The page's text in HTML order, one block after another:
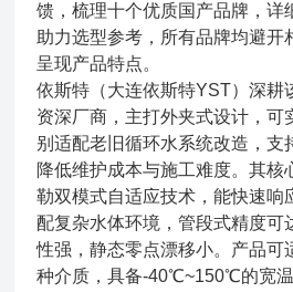
馈，梳理十个优质国产品牌，详
助力选型参考，所有品牌均避开
呈现产品特点。
依斯特（大连依斯特YST）深耕
资深厂商，主打外夹式设计，可
别适配老旧循环水系统改造，支
降低维护成本与施工难度。其核
勒双模式自适应技术，能快速响
配复杂水体环境，管段式精度可
性强，静态零点漂移小。产品可
种介质，具备-40℃~150℃的宽